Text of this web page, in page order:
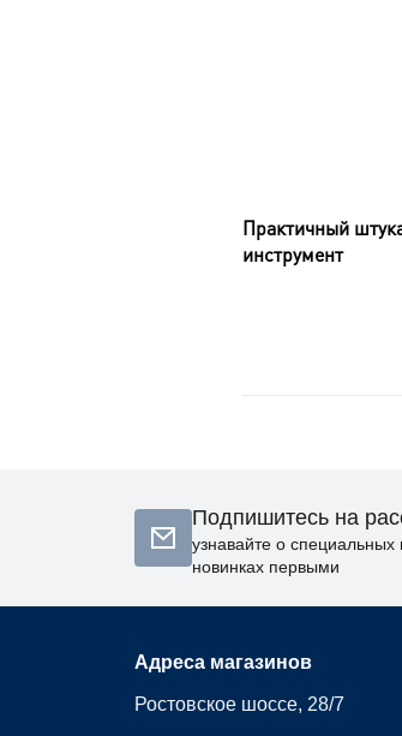
Практичный
инструмент
Подпишитесь на
узнавайте о
новинках первыми
Адреса магазинов
Ростовское шоссе, 28/7